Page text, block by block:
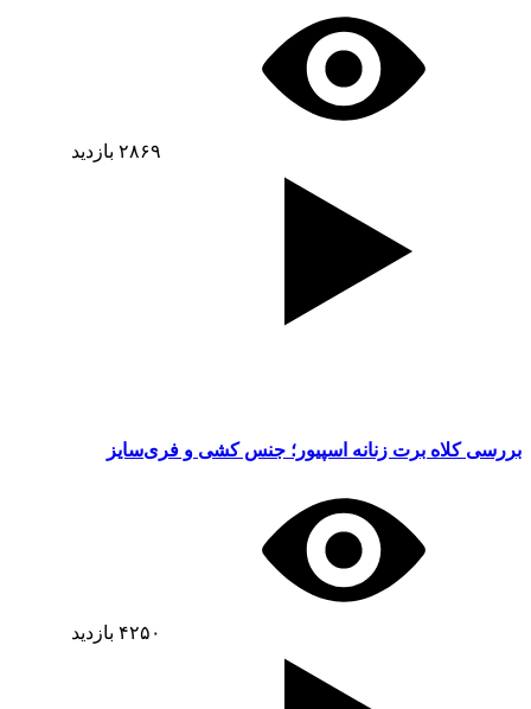
۲۸۶۹ بازدید
بررسی کلاه برت زنانه اسپیور؛ جنس کشی و فری‌سایز
۴۲۵۰ بازدید